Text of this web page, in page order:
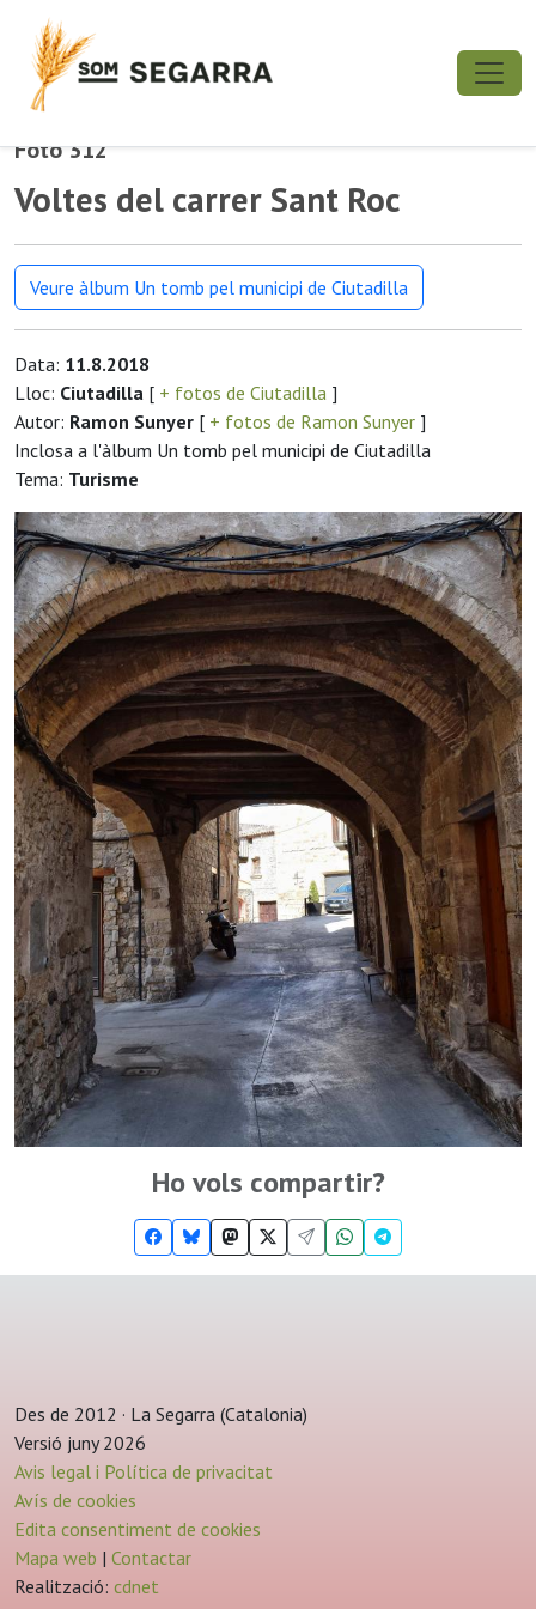
Foto 312
Voltes del carrer Sant Roc
Veure àlbum Un tomb pel municipi de Ciutadilla
Data: 11.8.2018
Lloc: Ciutadilla [ + fotos de Ciutadilla ]
Autor: Ramon Sunyer [ + fotos de Ramon Sunyer ]
Inclosa a l'àlbum Un tomb pel municipi de Ciutadilla
Tema: Turisme
Ho vols compartir?
Des de 2012 · La Segarra (Catalonia)
Versió juny 2026
Avis legal i Política de privacitat
Avís de cookies
Edita consentiment de cookies
Mapa web | Contactar
Realització: cdnet